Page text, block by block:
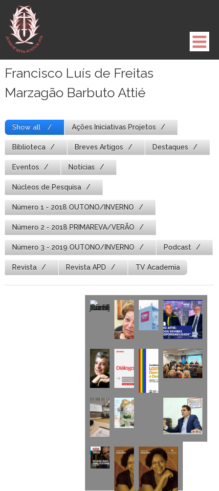
para
conteúdo
Francisco Luís de Freitas
Marzagão Barbuto Attié
Show all Ações Iniciativas Projetos
Biblioteca Breves Artigos Destaques
Eventos Notícias
Núcleos de Pesquisa
Número 1 - 2018 OUTONO/INVERNO
Número 2 - 2018 PRIMAREVA/VERÃO
Número 3 - 2019 OUTONO/INVERNO Podcast
Revista Revista APD TV Academia